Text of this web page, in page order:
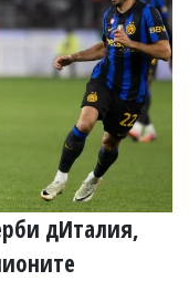
дИталия,